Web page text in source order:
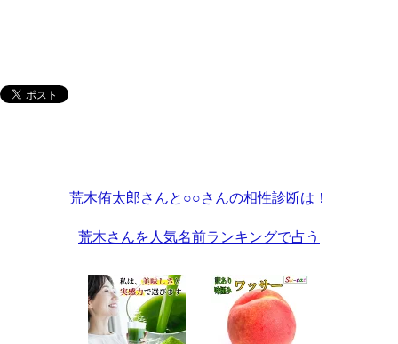
荒木侑太郎さんと○○さんの相性診断は！
荒木さんを人気名前ランキングで占う